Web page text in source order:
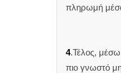
πληρωμή
4.Τέλος,
πιο γνωστό